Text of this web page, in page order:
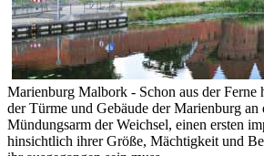
Marienburg Malbork - Schon aus der Ferne
der Türme und Gebäude der Marienburg an
Mündungsarm der Weichsel, einen ersten
hinsichtlich ihrer Größe, Mächtigkeit und